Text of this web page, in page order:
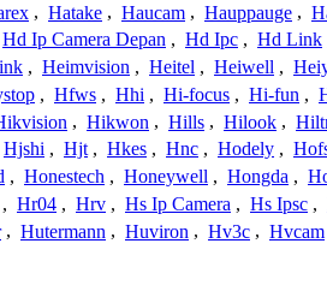
, Hatake , Haucam , Hauppauge ,
Hd Ip Camera Depan , Hd Ipc , Hd Link
, Heimvision , Heitel , Heiwell ,
, Hfws , Hhi , Hi-focus , Hi-fun ,
, Hikwon , Hills , Hilook ,
Hjshi , Hjt , Hkes , Hnc , Hodely ,
, Honestech , Honeywell , Hongda ,
, Hr04 , Hrv , Hs Ip Camera , Hs Ipsc ,
, Hutermann , Huviron , Hv3c , Hvcam